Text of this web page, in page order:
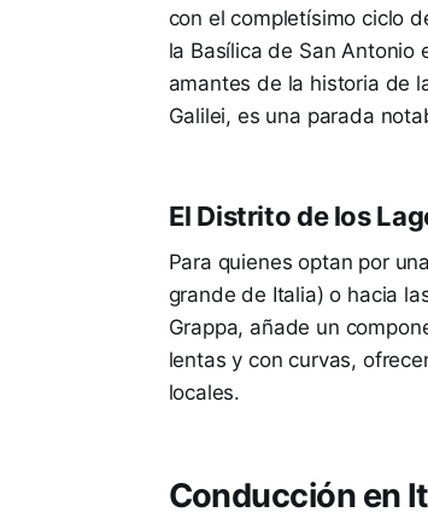
con el completísimo ciclo
la Basílica de San Antonio
amantes de la historia de
Galilei, es una parada
El Distrito de los
Para quienes optan por
grande de Italia) o hacia
Grappa, añade un
lentas y con curvas,
locales.
Conducción en